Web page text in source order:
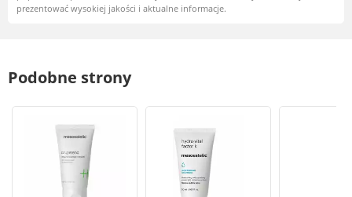
prezentować wysokiej jakości i aktualne informacje.
Podobne strony